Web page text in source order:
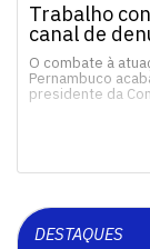
Trabalho
canal de
O combate à
Pernambuco
presidente da
DESTAQUES